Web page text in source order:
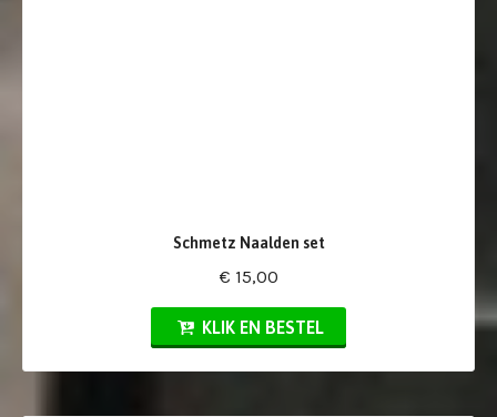
Schmetz Naalden set
€ 15,00
KLIK EN BESTEL